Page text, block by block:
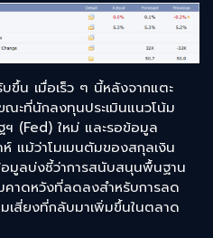
น เมื่อเร็ว ๆ นี้หลังจากแตะ
ะที่นักลงทุนประเมินแนวโน้ม
ฯ (Fed) ใหม่ และรอข้อมูล
แม้ว่าโมเมนตัมของสกุลเงิน
มูลบ่งชี้ว่าการสนับสนุนพื้นฐาน
าดหวังที่ลดลงสำหรับการลด
เสี่ยงที่กลับมาเพิ่มขึ้นในตลาด